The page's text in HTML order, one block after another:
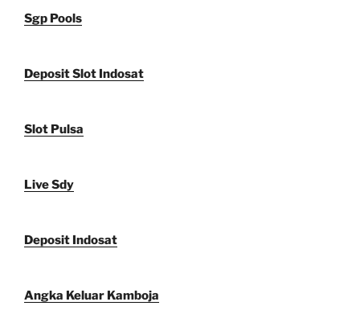
Sgp Pools
Deposit Slot Indosat
Slot Pulsa
Live Sdy
Deposit Indosat
Angka Keluar Kamboja